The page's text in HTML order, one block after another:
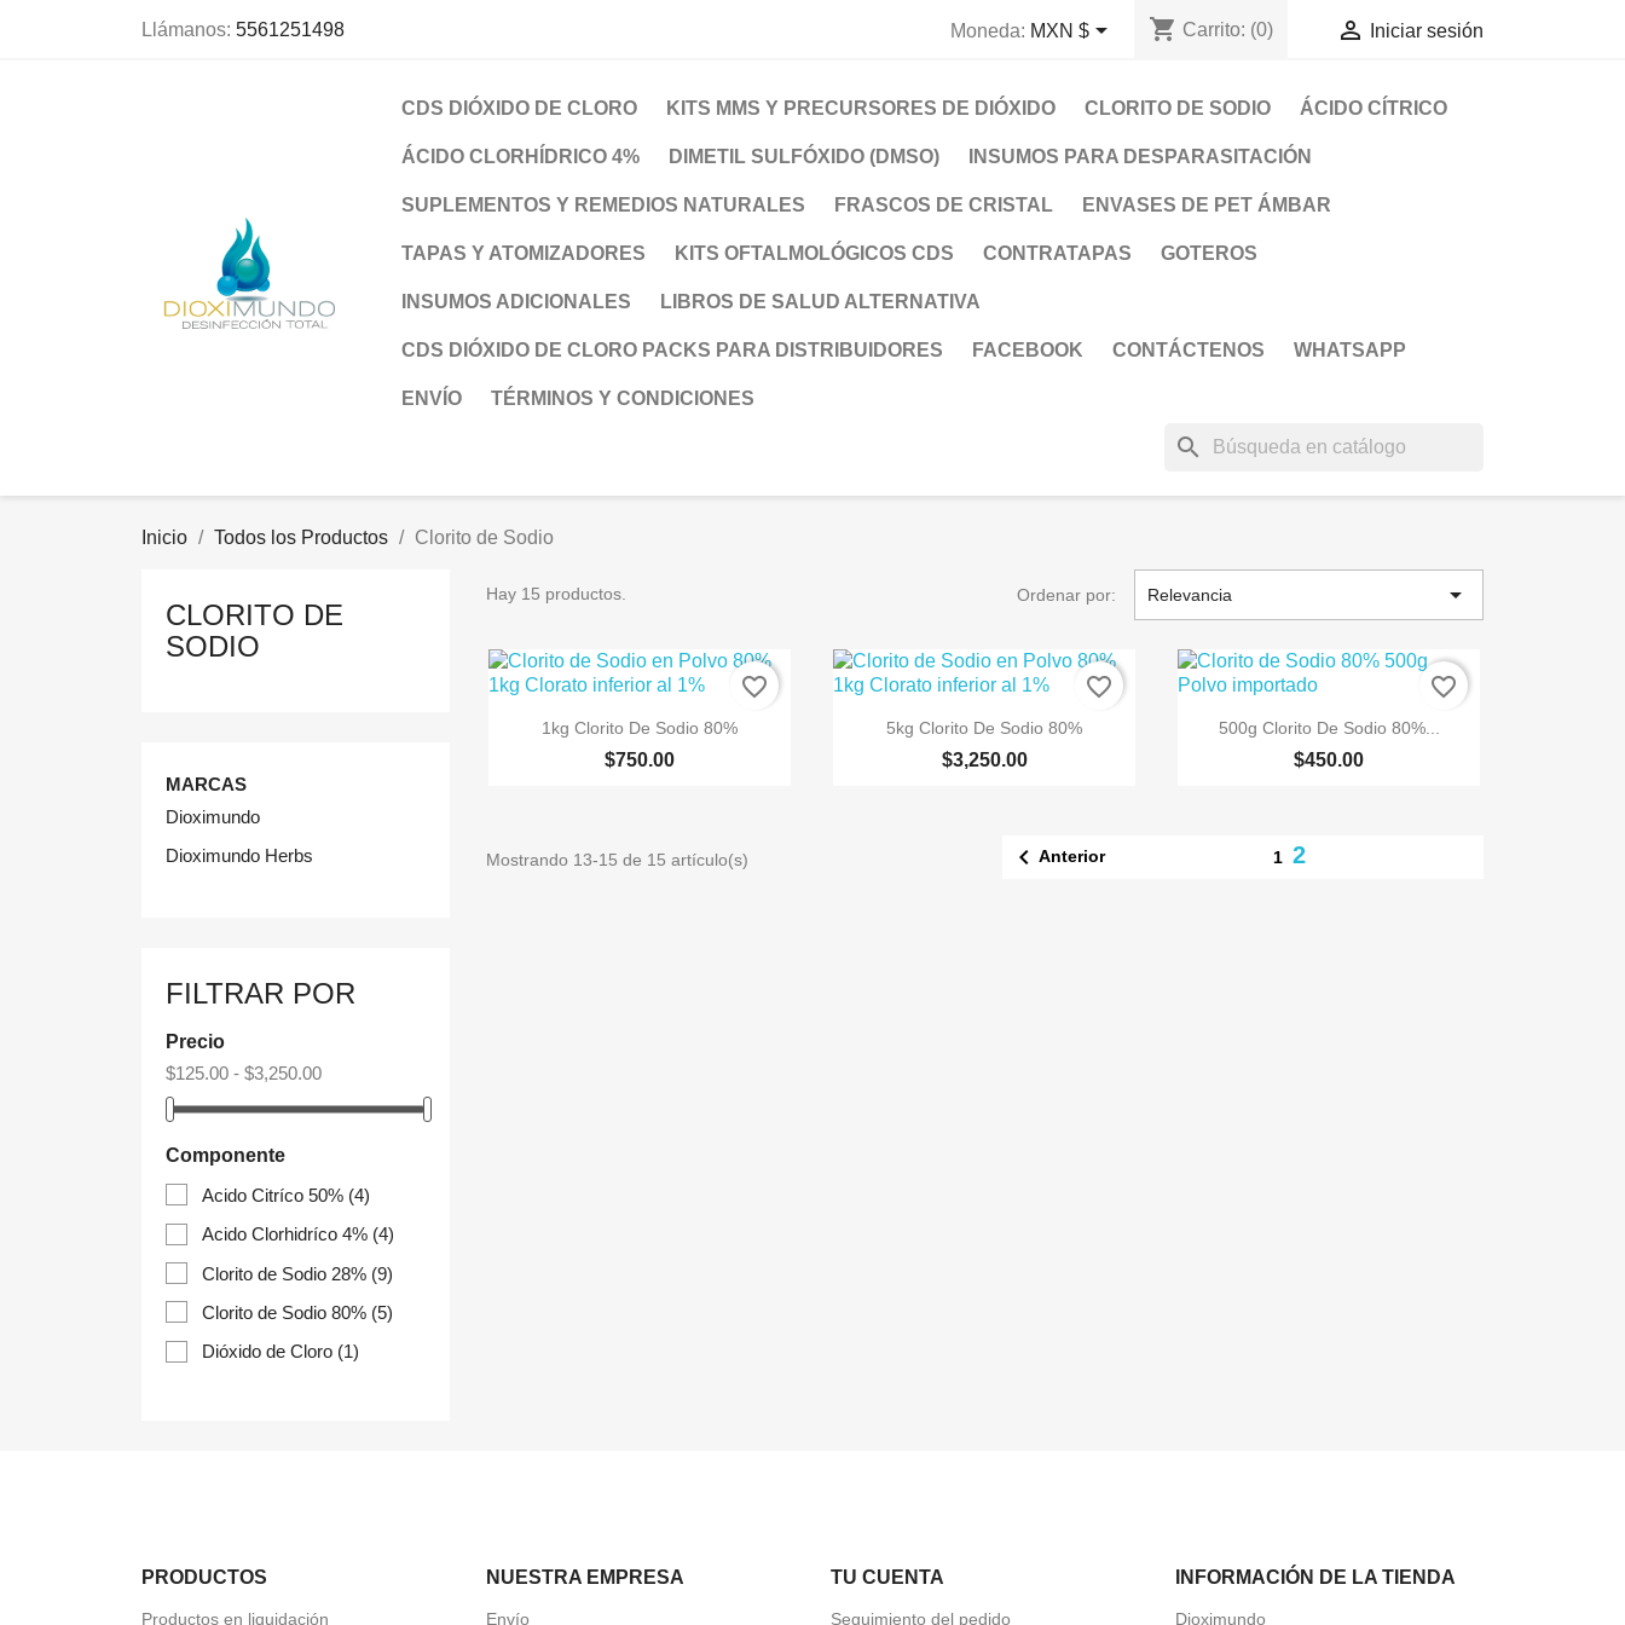
Llámanos: 5561251498 Moneda: MXN $ shopping_cart Carrito: (0)  Iniciar sesión
CDS DIÓXIDO DE CLORO KITS MMS Y PRECURSORES DE DIÓXIDO CLORITO DE SODIO ÁCIDO CÍTRICO
ÁCIDO CLORHÍDRICO 4% DIMETIL SULFÓXIDO (DMSO) INSUMOS PARA DESPARASITACIÓN
SUPLEMENTOS Y REMEDIOS NATURALES FRASCOS DE CRISTAL ENVASES DE PET ÁMBAR
TAPAS Y ATOMIZADORES KITS OFTALMOLÓGICOS CDS CONTRATAPAS GOTEROS
INSUMOS ADICIONALES LIBROS DE SALUD ALTERNATIVA
CDS DIÓXIDO DE CLORO PACKS PARA DISTRIBUIDORES FACEBOOK CONTÁCTENOS WHATSAPP
ENVÍO TÉRMINOS Y CONDICIONES
search
Inicio Todos los Productos Clorito de Sodio
CLORITO DE
SODIO
MARCAS
Dioximundo
Dioximundo Herbs
FILTRAR POR
Precio
$125.00 - $3,250.00
Componente
Acido Citríco 50% (4)
Acido Clorhidríco 4% (4)
Clorito de Sodio 28% (9)
Clorito de Sodio 80% (5)
Dióxido de Cloro (1)
Hay 15 productos. Ordenar por: Relevancia 
Vista rápida
1kg Clorito De Sodio 80%
$750.00
favorite_border
Vista rápida
5kg Clorito De Sodio 80%
$3,250.00
favorite_border
Vista rápida
500g Clorito De Sodio 80%...
$450.00
favorite_border
Mostrando 13-15 de 15 artículo(s) Anterior 12
PRODUCTOS
Productos en liquidación
NUESTRA EMPRESA
Envío
TU CUENTA
Seguimiento del pedido
INFORMACIÓN DE LA TIENDA
Dioximundo